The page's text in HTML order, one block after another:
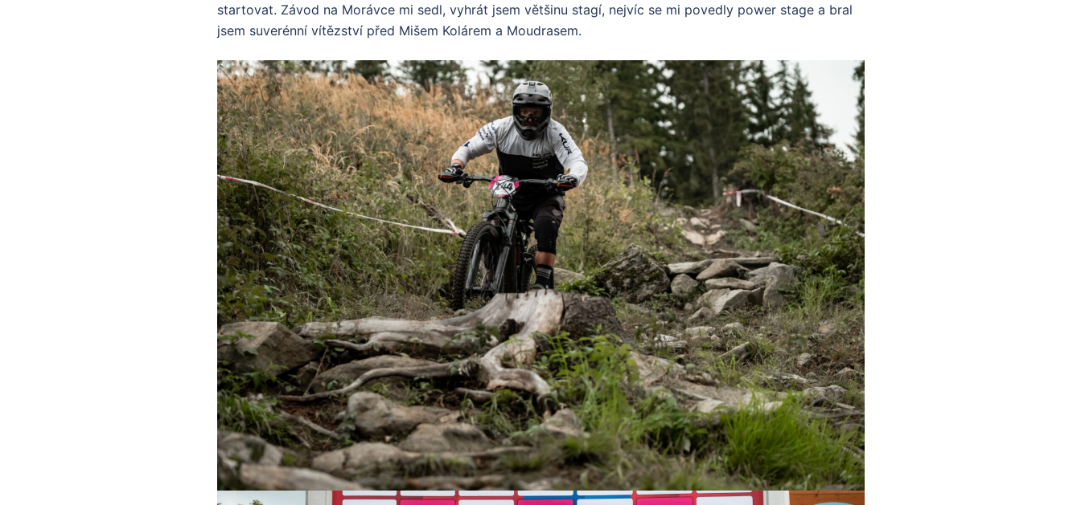
startovat. Závod na Morávce mi sedl, vyhrát jsem většinu stagí, nejvíc se mi povedly power stage a bral
jsem suverénní vítězství před Mišem Kolárem a Moudrasem.